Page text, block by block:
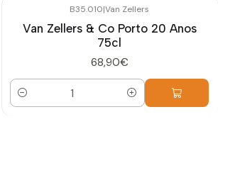
B35.010|Van Zellers
Van Zellers & Co Porto 20 Anos
75cl
68,90€
Quantidade